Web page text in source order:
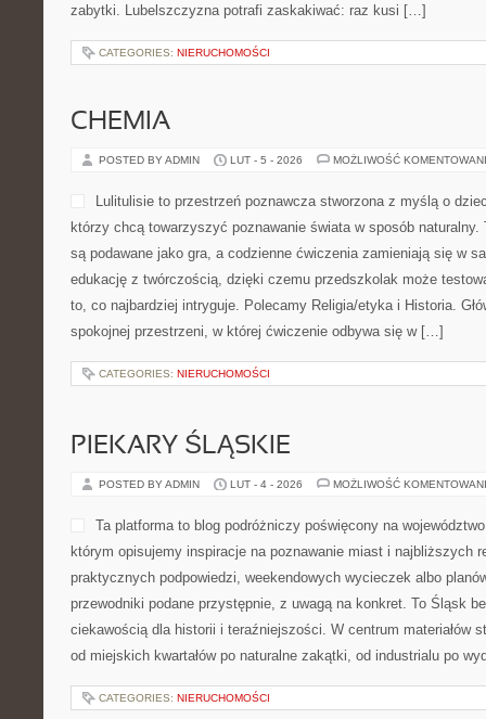
zabytki. Lubelszczyzna potrafi zaskakiwać: raz kusi […]
CATEGORIES: NIERUCHOMOŚCI
CHEMIA
POSTED BY ADMIN LUT - 5 - 2026 MOŻLIWOŚĆ
Lulitulisie to przestrzeń poznawcza stworzona z myślą o
którzy chcą towarzyszyć poznawanie świata w sposób
są podawane jako gra, a codzienne ćwiczenia zamieniają się w
edukację z twórczością, dzięki czemu przedszkolak może
to, co najbardziej intryguje. Polecamy Religia/etyka i Historia.
spokojnej przestrzeni, w której ćwiczenie odbywa się w […]
CATEGORIES: NIERUCHOMOŚCI
PIEKARY ŚLĄSKIE
POSTED BY ADMIN LUT - 4 - 2026 MOŻLIWOŚĆ
Ta platforma to blog podróżniczy poświęcony na
którym opisujemy inspiracje na poznawanie miast i najbliższych
praktycznych podpowiedzi, weekendowych wycieczek albo
przewodniki podane przystępnie, z uwagą na konkret. To Śląsk
ciekawością dla historii i teraźniejszości. W centrum materiałów
od miejskich kwartałów po naturalne zakątki, od industrialu po
CATEGORIES: NIERUCHOMOŚCI